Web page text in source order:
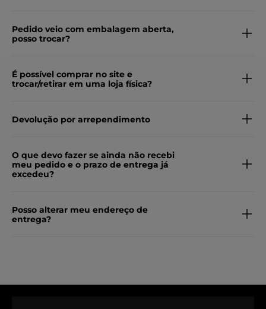
Pedido veio com embalagem aberta,
posso trocar?
É possível comprar no site e
trocar/retirar em uma loja física?
Devolução por arrependimento
O que devo fazer se ainda não recebi
meu pedido e o prazo de entrega já
excedeu?
Posso alterar meu endereço de
entrega?